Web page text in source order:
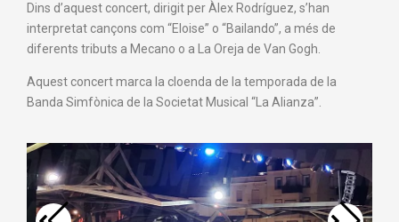
Dins d’aquest concert, dirigit per Àlex Rodríguez, s’han
interpretat cançons com “Eloise” o “Bailando”, a més de
diferents tributs a Mecano o a La Oreja de Van Gogh.
Aquest concert marca la cloenda de la temporada de la
Banda Simfònica de la Societat Musical “La Alianza”.